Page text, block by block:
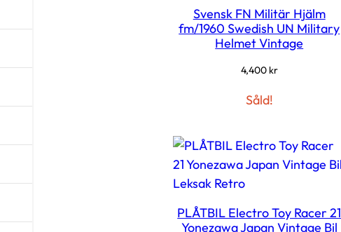
r
p
r
g
t
l
Svensk FN Militär Hjälm
fm/1960 Swedish UN Military
Helmet Vintage
4,400 kr
Såld!
PLÅTBIL Electro Toy Racer 21
Yonezawa Japan Vintage Bil